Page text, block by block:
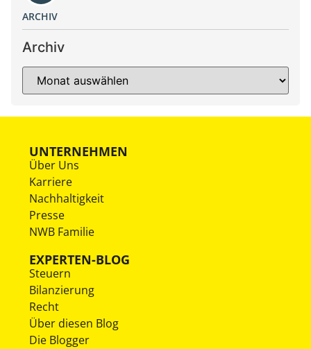
ARCHIV
Archiv
UNTERNEHMEN
Über Uns
Karriere
Nachhaltigkeit
Presse
NWB Familie
EXPERTEN-BLOG
Steuern
Bilanzierung
Recht
Über diesen Blog
Die Blogger